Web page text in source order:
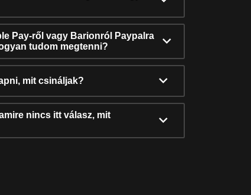
Pay-ről vagy Barionról Paypalra
tudom megtenni?
mit csináljak?
nincs itt válasz, mit